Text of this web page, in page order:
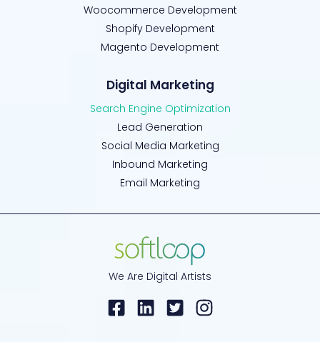
Woocommerce Development
Shopify Development
Magento Development
Digital Marketing
Search Engine Optimization
Lead Generation
Social Media Marketing
Inbound Marketing
Email Marketing
We Are Digital Artists